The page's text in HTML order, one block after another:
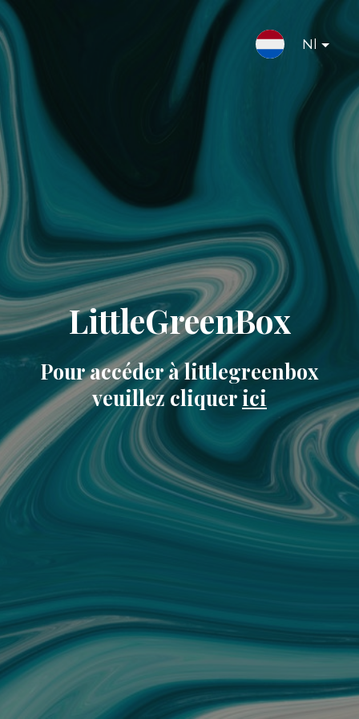
Nl
LittleGreenBox
Pour accéder à littlegreenbox
veuillez cliquer ici